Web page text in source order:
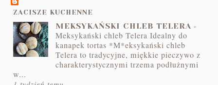
ZACISZE KUCHENNE
MEKSYKAŃSKI CHLEB TELERA -
Meksykański chleb Telera Idealny do
kanapek tortas *M*eksykański chleb
Telera to tradycyjne, miękkie pieczywo z
charakterystycznymi trzema podłużnymi
w...